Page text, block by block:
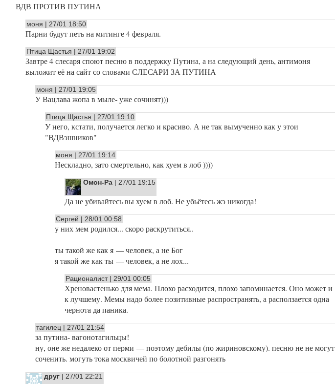
ВДВ ПРОТИВ ПУТИНА
моня | 27/01 18:50
Парни будут петь на митинге 4 февраля.
Птица Щастья | 27/01 19:02
Завтре 4 слесаря споют песню в поддержку Путина, а на следующий день, антимоня
выложит её на сайт со словами СЛЕСАРИ ЗА ПУТИНА
моня | 27/01 19:05
У Вацлава жопа в мыле- уже сочинят)))
Птица Щастья | 27/01 19:10
У него, кстати, получается легко и красиво. А не так вымученно как у этои
"ВДВэшников"
моня | 27/01 19:14
Нескладно, зато смертельно, как хуем в лоб ))))
Омон-Ра | 27/01 19:15
Да не убивайтесь вы хуем в лоб. Не убьётесь жэ никогда!
Сергей | 28/01 00:58
у них мем родился... скоро раскрутиться..
ты такой же как я — человек, а не Бог
я такой же как ты — человек, а не лох...
Рационалист | 29/01 00:05
Хреновастенько для мема. Плохо расходится, плохо запоминается. Оно может и
к лучшему. Мемы надо более позитивные распространять, а расползается одна
чернота да паника.
тагилец | 27/01 21:54
за путина- вагонотагильцы!
ну, оне же недалеко от перми — поэтому дебилы (по жириновскому). песню не не могут
соченить. могуть тока москвичей по болотной разгонять
друг | 27/01 22:21